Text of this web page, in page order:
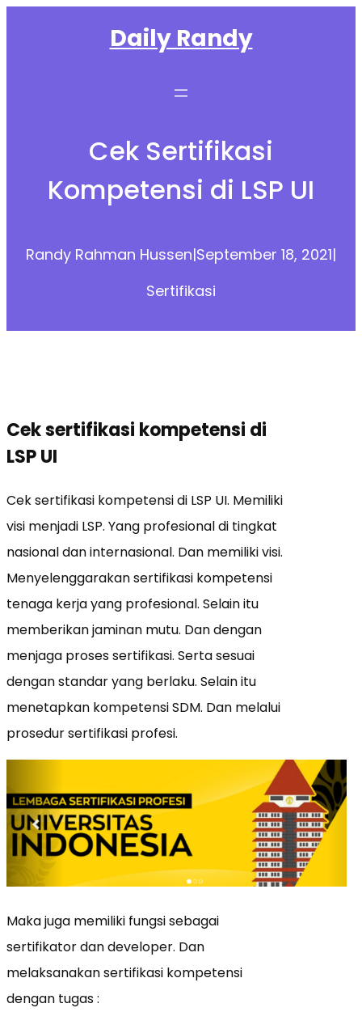
Daily Randy
Cek Sertifikasi
Kompetensi di LSP UI
Randy Rahman Hussen|September 18, 2021|
Sertifikasi
Cek sertifikasi kompetensi di
LSP UI
Cek sertifikasi kompetensi di LSP UI. Memiliki
visi menjadi LSP. Yang profesional di tingkat
nasional dan internasional. Dan memiliki visi.
Menyelenggarakan sertifikasi kompetensi
tenaga kerja yang profesional. Selain itu
memberikan jaminan mutu. Dan dengan
menjaga proses sertifikasi. Serta sesuai
dengan standar yang berlaku. Selain itu
menetapkan kompetensi SDM. Dan melalui
prosedur sertifikasi profesi.
Maka juga memiliki fungsi sebagai
sertifikator dan developer. Dan
melaksanakan sertifikasi kompetensi
dengan tugas :